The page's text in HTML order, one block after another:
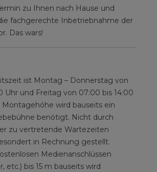
zu Ihnen nach Hause und
fachgerechte Inbetriebnahme der
Das wars!
ist Montag – Donnerstag von
Uhr und Freitag von 07:00 bis 14:00
Montagehöhe wird bauseits ein
benötigt. Nicht durch
zu vertretende Wartezeiten
in Rechnung gestellt.
Medienanschlüssen
etc.) bis 15 m bauseits wird